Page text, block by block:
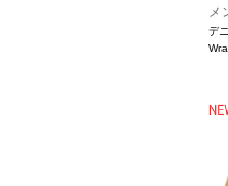
メ
デ